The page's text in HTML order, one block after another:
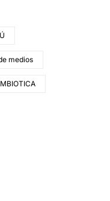
medios